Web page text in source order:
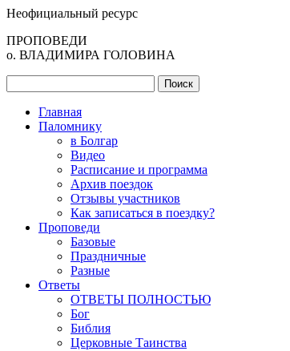
Неофициальный ресурс
ПРОПОВЕДИ
о. ВЛАДИМИРА ГОЛОВИНА
Главная
Паломнику
в Болгар
Видео
Расписание и программа
Архив поездок
Отзывы участников
Как записаться в поездку?
Проповеди
Базовые
Праздничные
Разные
Ответы
ОТВЕТЫ ПОЛНОСТЬЮ
Бог
Библия
Церковные Таинства